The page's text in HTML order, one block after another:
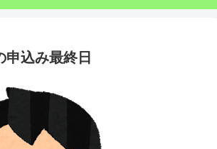
申込み最終日